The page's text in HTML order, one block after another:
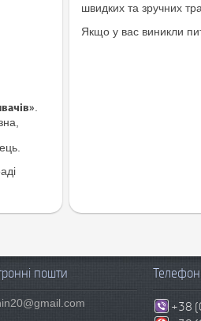
швидких та зручних
Якщо у вас виникли
пошти
+38